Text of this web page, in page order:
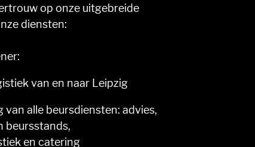
op onze uitgebreide
diensten:
van en naar Leipzig
van alle beursdiensten: advies,
beursstands,
en catering